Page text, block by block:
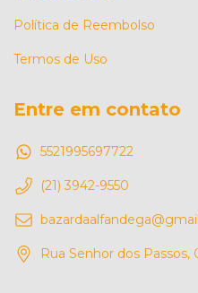
Política de Reembolso
Termos de Uso
Entre em contato
5521995697722
(21) 3942-9550
Rua Senhor dos Passos,